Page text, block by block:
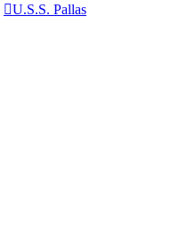
U.S.S. Pallas